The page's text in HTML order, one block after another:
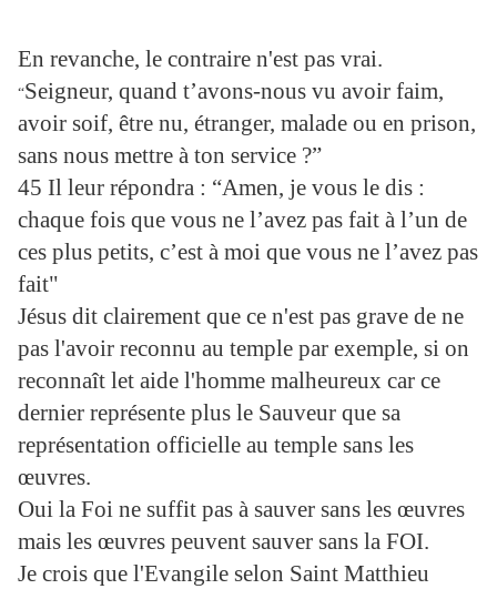
En revanche, le contraire n'est pas vrai.
“Seigneur, quand t’avons-nous vu avoir faim,
avoir soif, être nu, étranger, malade ou en prison,
sans nous mettre à ton service ?”
45 Il leur répondra : “Amen, je vous le dis :
chaque fois que vous ne l’avez pas fait à l’un de
ces plus petits, c’est à moi que vous ne l’avez pas
fait"
Jésus dit clairement que ce n'est pas grave de ne
pas l'avoir reconnu au temple par exemple, si on
reconnaît let aide l'homme malheureux car ce
dernier représente plus le Sauveur que sa
représentation officielle au temple sans les
œuvres.
Oui la Foi ne suffit pas à sauver sans les œuvres
mais les œuvres peuvent sauver sans la FOI.
Je crois que l'Evangile selon Saint Matthieu